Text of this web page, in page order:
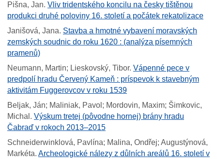
Pišna, Jan. Vliv tridentského koncilu na česky tištěnou
produkci druhé poloviny 16. století a počátek rekatolizace
Janišová, Jana. Stavba a hmotné vybavení moravských
zemských soudnic do roku 1620 : (analýza písemných
pramenů)
Neumann, Martin; Lieskovský, Tibor. Vápenné pece v
predpolí hradu Červený Kameň : príspevok k stavebným
aktivitám Fuggerovcov v roku 1539
Beljak, Ján; Maliniak, Pavol; Mordovin, Maxim; Šimkovic,
Michal . Výskum tretej (pôvodne hornej) brány hradu
Čabraď v rokoch 2013–2015
Schneiderwinklová, Pavlína; Malina, Ondřej; Augustýnová,
Markéta. Archeologické nálezy z důlních areálů 16. století v